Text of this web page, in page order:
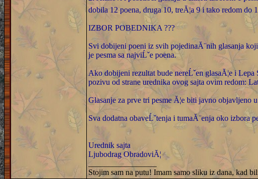
dobila 12 poena, druga 10, treĂ¦a 9 i tako redom do
IZBOR POBEDNIKA ???
Svi dobijeni poeni iz svih pojedinaĂ¨nih glasanja
je pesma sa najviĹˇe poena.
Ako dobijeni rezultat bude nereĹˇen glasaĂ¦e i
pozivu od strane urednika ovog sajta ovim redom:
Glasanje za prve tri pesme Ă¦e biti javno objavljeno
Sva dodatna obaveĹˇtenja i tumaĂ¨enja oko izbora
Urednik sajta
Ljubodrag ObradoviĂ¦
_________________
Stojim sam na putu! Imam samo sliku iz dana, kad